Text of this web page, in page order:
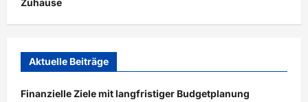
Aktuelle Beiträge
Finanzielle Ziele mit langfristiger Budgetplanung